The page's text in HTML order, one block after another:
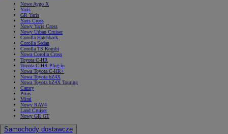
Nowe Aygo X
Yaris
GR Yaris
Yaris Cross
Nowy Yaris Cross
Nowy Urban Cruiser
Corolla Hatchback
Corolla Sedan
Corolla TS Kombi
Nowa Corolla Cross
Toyota C-HR
Toyota C-HR Plug-in
Nowa Toyota C-HR+
Nowa Toyota bZ4X
Nowa Toyota bZ4X Touring
Camry
Prius
Mirai
Nowy RAV4
Land Cruiser
Nowy GR GT
Samochody dostawcze